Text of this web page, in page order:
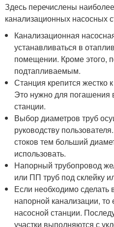
Здесь перечислены
канализационных насосных
Канализационная
устанавливаться в
помещении. Кроме этого,
подтапливаемым.
Станция крепится жестко
Это нужно для погашения
станции.
Выбор диаметров труб
руководству
стоков тем больший
использовать.
Напорный трубопровод
или ПП труб под склейку
Если необходимо сделать
напорной канализации, то
насосной станции.
участки выполняются с